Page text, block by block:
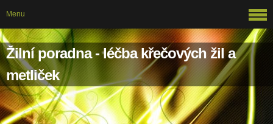
Žilní poradna - léčba křečových žil a
metliček
Menu